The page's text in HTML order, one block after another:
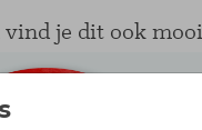
je dit ook